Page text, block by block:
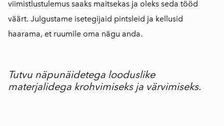
viimistlustulemus saaks maitsekas ja oleks seda tööd
väärt. Julgustame isetegijaid pintsleid ja kellusid
haarama, et ruumile oma nägu anda.
Tutvu näpunäidetega looduslike
materjalidega krohvimiseks ja värvimiseks.